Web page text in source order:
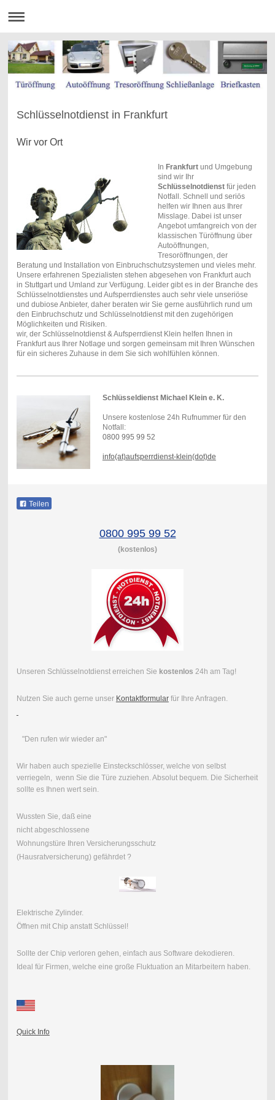
Schlüsselnotdienst in Frankfurt
Wir vor Ort
In Frankfurtund Umgebung
sind wir Ihr
Schlüsselnotdienstfür jeden
Notfall. Schnell und seriös
helfen wir Ihnen aus Ihrer
Misslage. Dabei ist unser
Angebot umfangreich von der
klassischen Türöffnung über
Autoöffnungen,
Tresoröffnungen, der
Beratung und Installation von Einbruchschutzsystemen und vieles mehr.
Unsere erfahrenen Spezialisten stehen abgesehen von Frankfurt auch
in Stuttgart und Umland zur Verfügung. Leider gibt es in der Branche des
Schlüsselnotdienstes und Aufsperrdienstes auch sehr viele unseriöse
und dubiose Anbieter, daher beraten wir Sie gerne ausführlich rund um
den Einbruchschutz und Schlüsselnotdienst mit den zugehörigen
Möglichkeiten und Risiken.
wir, der Schlüsselnotdienst & Aufsperrdienst Klein helfen Ihnen in
Frankfurt aus Ihrer Notlage und sorgen gemeinsam mit Ihren Wünschen
für ein sicheres Zuhause in dem Sie sich wohlfühlen können.
Schlüsseldienst Michael Klein e. K.
Unsere kostenlose 24h Rufnummer für den
Notfall:
0800 995 99 52
info(at)aufsperrdienst-klein(dot)de
Teilen
0800 995 99 52
(kostenlos)
Unseren Schlüsselnotdienst erreichen Sie kostenlos 24h am Tag!
Nutzen Sie auch gerne unser Kontaktformularfür Ihre Anfragen.
"Den rufen wir wieder an"
Wir haben auch spezielle Einsteckschlösser, welche von selbst
verriegeln, wenn Sie die Türe zuziehen. Absolut bequem. Die Sicherheit
sollte es Ihnen wert sein.
Wussten Sie, daß eine
nicht abgeschlossene
Wohnungstüre Ihren Versicherungsschutz
(Hausratversicherung) gefährdet ?
Elektrische Zylinder.
Öffnen mit Chip anstatt Schlüssel!
Sollte der Chip verloren gehen, einfach aus Software dekodieren.
Ideal für Firmen, welche eine große Fluktuation an Mitarbeitern haben.
Quick Info